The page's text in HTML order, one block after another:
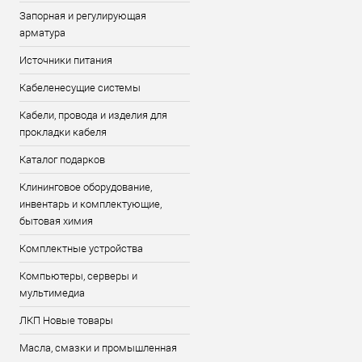
Запорная и регулирующая
арматура
Источники питания
Кабеленесущие системы
Кабели, провода и изделия для
прокладки кабеля
Каталог подарков
Клининговое оборудование,
инвентарь и комплектующие,
бытовая химия
Комплектные устройства
Компьютеры, серверы и
мультимедиа
ЛКП Новые товары
Масла, смазки и промышленная